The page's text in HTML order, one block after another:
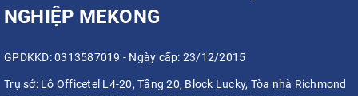
NGHIỆP MEKONG
GPDKKD: 0313587019 - Ngày cấp: 23/12/2015
Trụ sở:Lô Officetel L4-20, Tầng 20, Block Lucky, Tòa nhà Richmond